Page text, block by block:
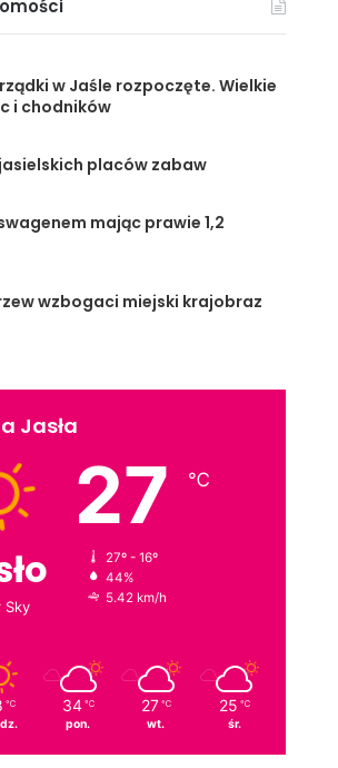
w Jaśle rozpoczęte. Wielkie
i chodników
placów zabaw
mając prawie 1,2
wzbogaci miejski krajobraz
Jasła
Sky
27 ℃
27º - 16º
44%
5.42 km/h
℃ 34 ℃
pon.
27 ℃
wt.
25 ℃
śr.